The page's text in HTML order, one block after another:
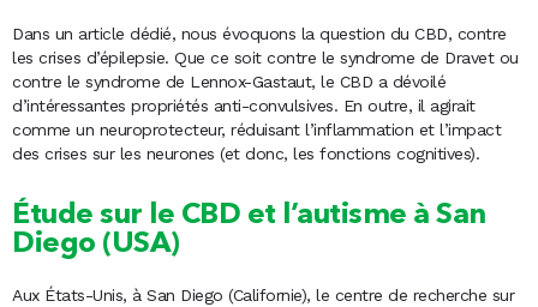
Dans un article dédié, nous évoquons la question du CBD, contre
les crises d’épilepsie. Que ce soit contre le syndrome de Dravet ou
contre le syndrome de Lennox-Gastaut, le CBD a dévoilé
d’intéressantes propriétés anti-convulsives. En outre, il agirait
comme un neuroprotecteur, réduisant l’inflammation et l’impact
des crises sur les neurones (et donc, les fonctions cognitives).
Étude sur le CBD et l’autisme à San
Diego (USA)
Aux États-Unis, à San Diego (Californie), le centre de recherche sur